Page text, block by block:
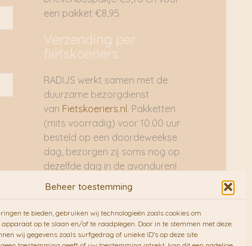
Beheer toestemming
te bieden, gebruiken wij technologieën zoals cookies om
op te slaan en/of te raadplegen. Door in te stemmen met deze
wij gegevens zoals surfgedrag of unieke ID's op deze site
een pakket €8,95.
Verzending per
fietskoeriers
RADIJS werkt samen met de
duurzame bezorgdienst
van Fietskoeriers.nl . Pakketten
(mits voorradig) voor 10.00 uur
besteld op een doordeweekse
dag, bezorgen zij soms nog op
dezelfde dag in de avonduren!
Brievenbuspakjes de volgende
dag. En waar mogelijk ook echt
op de fiets!!